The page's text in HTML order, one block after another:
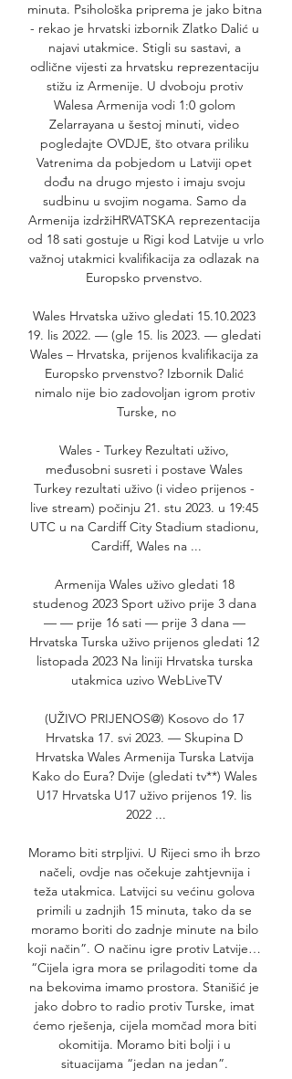
minuta. Psihološka priprema je jako bitna
- rekao je hrvatski izbornik Zlatko Dalić u
najavi utakmice. Stigli su sastavi, a
odlične vijesti za hrvatsku reprezentaciju
stižu iz Armenije. U dvoboju protiv
Walesa Armenija vodi 1:0 golom
Zelarrayana u šestoj minuti, video
pogledajte OVDJE, što otvara priliku
Vatrenima da pobjedom u Latviji opet
dođu na drugo mjesto i imaju svoju
sudbinu u svojim nogama. Samo da
Armenija izdržiHRVATSKA reprezentacija
od 18 sati gostuje u Rigi kod Latvije u vrlo
važnoj utakmici kvalifikacija za odlazak na
Europsko prvenstvo.
Wales Hrvatska uživo gledati 15.10.2023
19. lis 2022. — (gle 15. lis 2023. — gledati
Wales – Hrvatska, prijenos kvalifikacija za
Europsko prvenstvo? Izbornik Dalić
nimalo nije bio zadovoljan igrom protiv
Turske, no
Wales - Turkey Rezultati uživo,
međusobni susreti i postave Wales
Turkey rezultati uživo (i video prijenos -
live stream) počinju 21. stu 2023. u 19:45
UTC u na Cardiff City Stadium stadionu,
Cardiff, Wales na ...
Armenija Wales uživo gledati 18
studenog 2023 Sport uživo prije 3 dana
— — prije 16 sati — prije 3 dana —
Hrvatska Turska uživo prijenos gledati 12
listopada 2023 Na liniji Hrvatska turska
utakmica uzivo WebLiveTV
(UŽIVO PRIJENOS@) Kosovo do 17
Hrvatska 17. svi 2023. — Skupina D
Hrvatska Wales Armenija Turska Latvija
Kako do Eura? Dvije (gledati tv**) Wales
U17 Hrvatska U17 uživo prijenos 19. lis
2022 ...
Moramo biti strpljivi. U Rijeci smo ih brzo
načeli, ovdje nas očekuje zahtjevnija i
teža utakmica. Latvijci su većinu golova
primili u zadnjih 15 minuta, tako da se
moramo boriti do zadnje minute na bilo
koji način”. O načinu igre protiv Latvije…
“Cijela igra mora se prilagoditi tome da
na bekovima imamo prostora. Stanišić je
jako dobro to radio protiv Turske, imat
ćemo rješenja, cijela momčad mora biti
okomitija. Moramo biti bolji i u
situacijama “jedan na jedan”.